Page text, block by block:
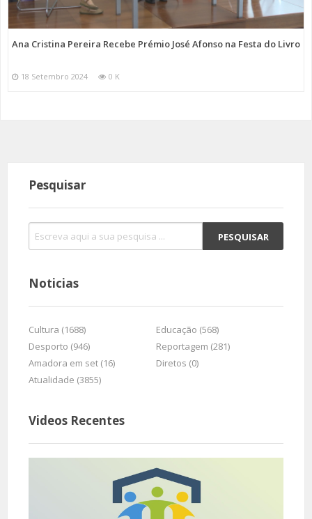
Ana Cristina Pereira Recebe Prémio José Afonso na Festa do Livro
18 Setembro 2024 0 K
Pesquisar
Noticias
Cultura (1688)
Educação (568)
Desporto (946)
Reportagem (281)
Amadora em set (16)
Diretos (0)
Atualidade (3855)
Videos Recentes